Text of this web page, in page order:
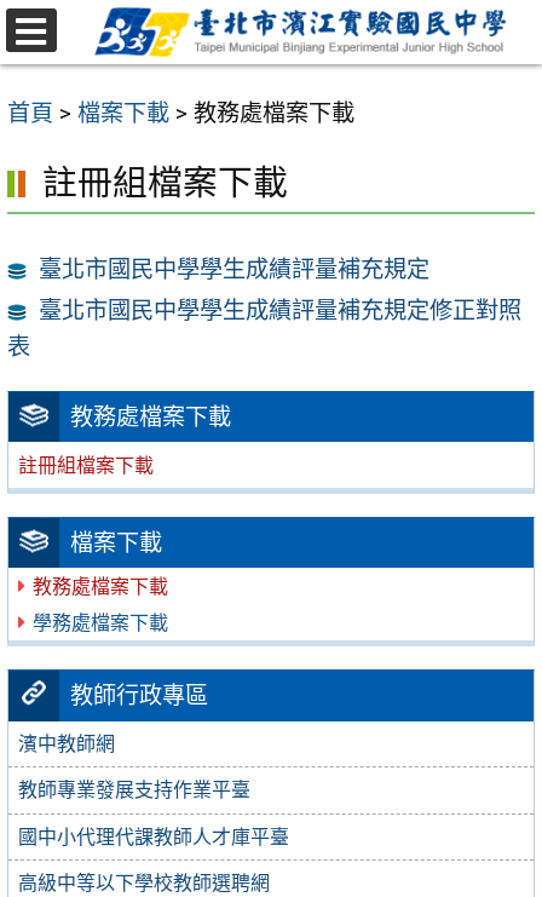
跳
至
要
容
首頁 > 檔案下載 > 教務處檔案下載
教務處檔案下載
註冊組檔案下載
檔案下載
教務處檔案下載
學務處檔案下載
教師行政專區
濱中教師網
教師專業發展支持作業平臺
國中小代理代課教師人才庫平臺
高級中等以下學校教師選聘網
註冊組檔案下載
臺北市國民中學學生成績評量補充規定
臺北市國民中學學生成績評量補充規定修正對照
表
選
單